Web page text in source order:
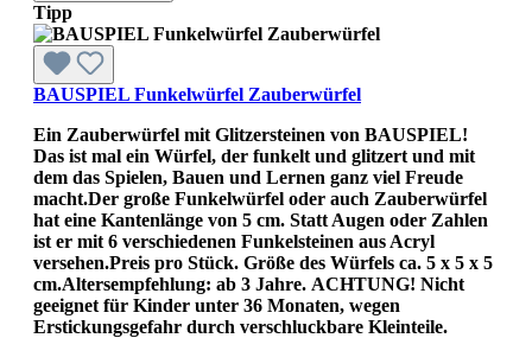
Tipp
BAUSPIEL Funkelwürfel Zauberwürfel
Ein Zauberwürfel mit Glitzersteinen von BAUSPIEL!
Das ist mal ein Würfel, der funkelt und glitzert und mit
dem das Spielen, Bauen und Lernen ganz viel Freude
macht.Der große Funkelwürfel oder auch Zauberwürfel
hat eine Kantenlänge von 5 cm. Statt Augen oder Zahlen
ist er mit 6 verschiedenen Funkelsteinen aus Acryl
versehen.Preis pro Stück. Größe des Würfels ca. 5 x 5 x 5
cm.Altersempfehlung: ab 3 Jahre. ACHTUNG! Nicht
geeignet für Kinder unter 36 Monaten, wegen
Erstickungsgefahr durch verschluckbare Kleinteile.